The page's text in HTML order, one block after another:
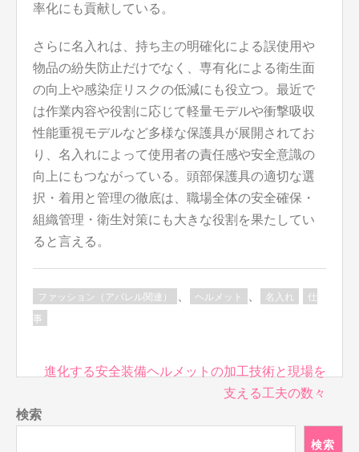
率化にも貢献している。
さらに名入れは、持ち主の明確化による誤使用や
物品の紛失防止だけでなく、専有化による衛生面
の向上や感染症リスクの低減にも役立つ。最近で
は作業内容や役割に応じて軽量モデルや衝撃吸収
性能重視モデルなど多様な保護具が展開されてお
り、名入れによって使用者の責任感や安全意識の
向上にもつながっている。頭部保護具の適切な選
択・着用と管理の徹底は、職場全体の安全確保・
組織管理・衛生対策にも大きな役割を果たしてい
ると言える。
ファッション（アパレル関連） ヘルメット 名入れ
仕
事
投
ナ
ビ
進化する安全装備ヘルメットの加工技術と現場を
支える工夫の数々
検索
検索